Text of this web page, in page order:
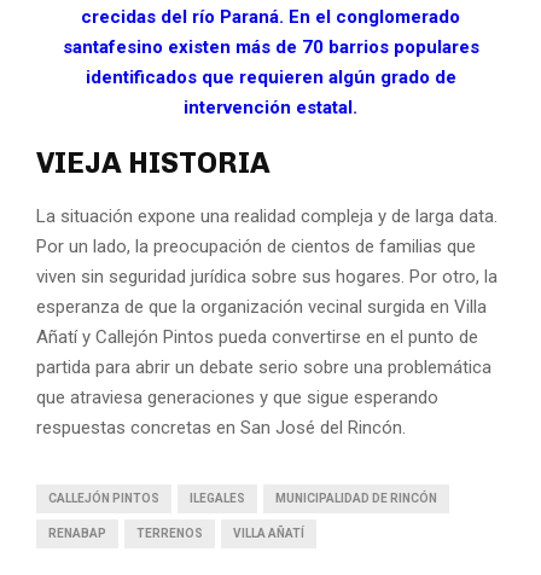
crecidas del río Paraná. En el conglomerado
santafesino existen más de 70 barrios populares
identificados que requieren algún grado de
intervención estatal.
VIEJA HISTORIA
La situación expone una realidad compleja y de larga data.
Por un lado, la preocupación de cientos de familias que
viven sin seguridad jurídica sobre sus hogares. Por otro, la
esperanza de que la organización vecinal surgida en Villa
Añatí y Callejón Pintos pueda convertirse en el punto de
partida para abrir un debate serio sobre una problemática
que atraviesa generaciones y que sigue esperando
respuestas concretas en San José del Rincón.
CALLEJÓN PINTOS ILEGALES MUNICIPALIDAD DE RINCÓN
RENABAP TERRENOS VILLA AÑATÍ